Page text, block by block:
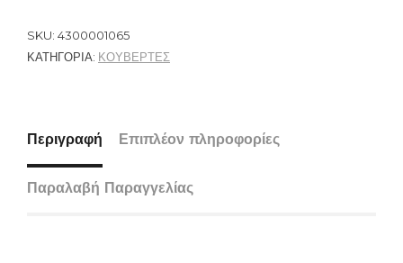
SKU: 4300001065
ΚΑΤΗΓΟΡΊΑ: ΚΟΥΒΕΡΤΕΣ
Περιγραφή Επιπλέον πληροφορίες
Παραλαβή Παραγγελίας